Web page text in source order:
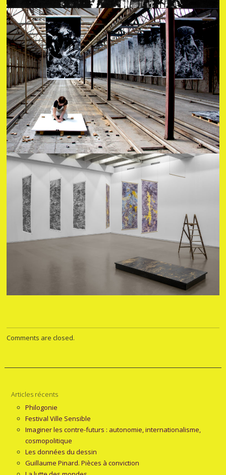
Comments are closed.
Articles récents
Philogonie
Festival Ville Sensible
Imaginer les contre-futurs : autonomie, internationalisme,
cosmopolitique
Les données du dessin
Guillaume Pinard. Pièces à conviction